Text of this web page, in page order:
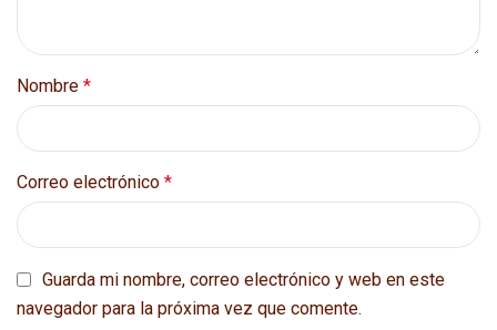
Nombre *
Correo electrónico *
Guarda mi nombre, correo electrónico y web en este
navegador para la próxima vez que comente.